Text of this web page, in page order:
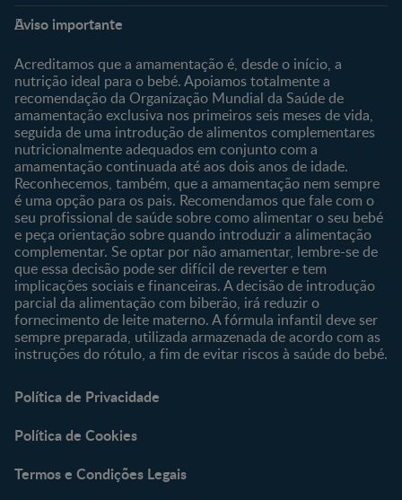
Sobre Nós
Sobre o Clube
Clube Bebé Nestlé
Entrar/Registe-se
Comprar
Os nossos produtos
As nossas marcas
Aviso importante
Acreditamos que a amamentação é, desde o início, a
nutrição ideal para o bebé. Apoiamos totalmente a
recomendação da Organização Mundial da Saúde de
amamentação exclusiva nos primeiros seis meses de vida,
seguida de uma introdução de alimentos complementares
nutricionalmente adequados em conjunto com a
amamentação continuada até aos dois anos de idade.
Reconhecemos, também, que a amamentação nem sempre
é uma opção para os pais. Recomendamos que fale com o
seu profissional de saúde sobre como alimentar o seu bebé
e peça orientação sobre quando introduzir a alimentação
complementar. Se optar por não amamentar, lembre-se de
que essa decisão pode ser difícil de reverter e tem
implicações sociais e financeiras. A decisão de introdução
parcial da alimentação com biberão, irá reduzir o
fornecimento de leite materno. A fórmula infantil deve ser
sempre preparada, utilizada armazenada de acordo com as
instruções do rótulo, a fim de evitar riscos à saúde do bebé.
Política de Privacidade
Política de Cookies
Termos e Condições Legais